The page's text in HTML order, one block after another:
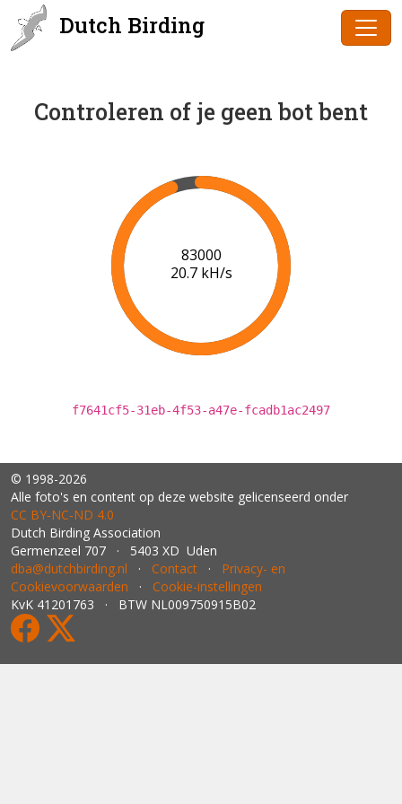
Dutch Birding
Controleren of je geen bot bent
85000
20.9 kH/s
f7641cf5-31eb-4f53-a47e-fcadb1ac2497
© 1998-2026
Alle foto's en content op deze website gelicenseerd onder
CC BY‑NC‑ND 4.0
Dutch Birding Association
Germenzeel 707 · 5403 XD Uden
dba@dutchbirding.nl · Contact · Privacy- en
Cookievoorwaarden · Cookie-instellingen
KvK 41201763 · BTW NL009750915B02